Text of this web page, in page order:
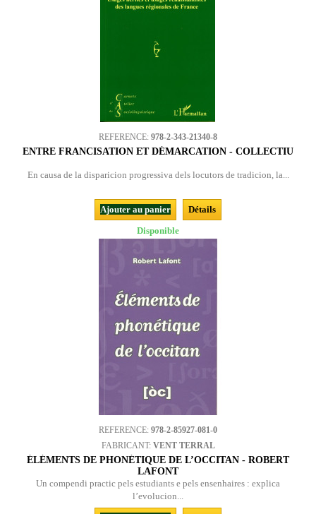
REFERENCE: 978-2-343-21340-8
ENTRE FRANCISATION ET DÉMARCATION - COLLECTIU
En causa de la disparicion progressiva dels locutors de tradicion, la...
Ajouter au panier
Détails
Disponible
REFERENCE: 978-2-85927-081-0
FABRICANT: VENT TERRAL
ÉLÉMENTS DE PHONÉTIQUE DE L’OCCITAN - ROBERT
LAFONT
Un compendi practic pels estudiants e pels ensenhaires : explica
l’evolucion...